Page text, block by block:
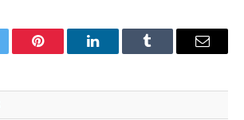
Pinterest LinkedInTumblr Email